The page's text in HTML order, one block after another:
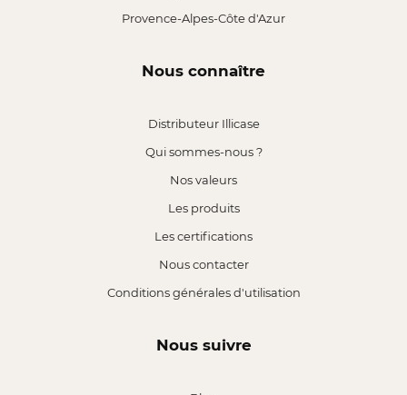
Provence-Alpes-Côte d'Azur
Nous connaître
Distributeur Illicase
Qui sommes-nous ?
Nos valeurs
Les produits
Les certifications
Nous contacter
Conditions générales d'utilisation
Nous suivre